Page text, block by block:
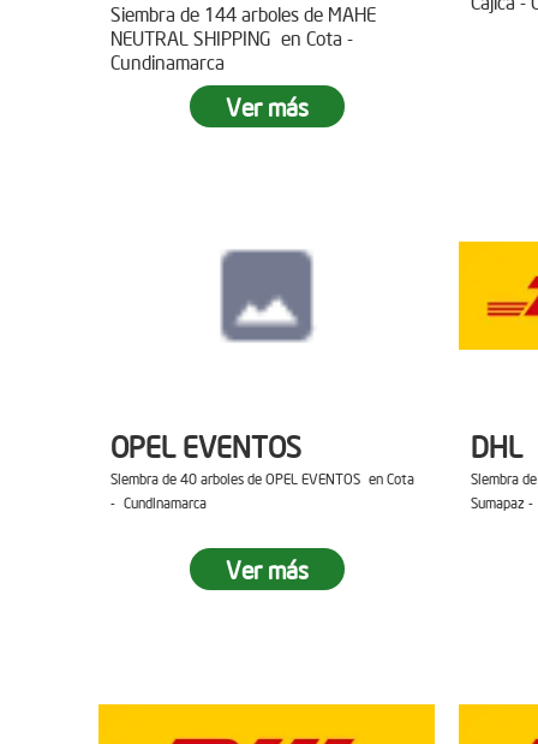
Siembra de 144 arboles de MAHE
NEUTRAL SHIPPING en Cota -
Cundinamarca
Ver más
OPEL EVENTOS
Siembra de 40 arboles de OPEL EVENTOS en Cota
- Cundinamarca
Ver más
DHL
Siembra
Sumapaz